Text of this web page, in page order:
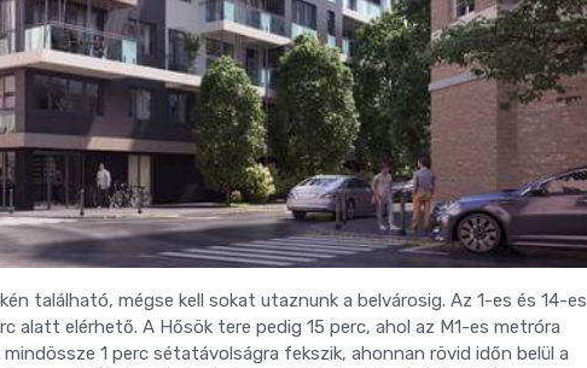
található, mégse kell sokat utaznunk a belvárosig. Az 1-es és 14-es
alatt elérhető. A Hősök tere pedig 15 perc, ahol az M1-es metróra
1 perc sétatávolságra fekszik, ahonnan rövid időn belül a